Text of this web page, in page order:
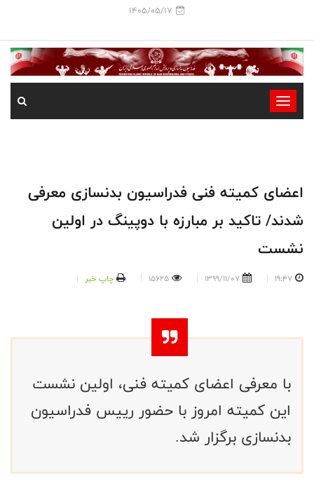
1405/05/17
-
-
-
اعضای کمیته فنی فدراسیون بدنسازی معرفی
شدند/ تاکید بر مبارزه با دوپینگ در اولین
نشست
19:47
1399/11/07
15625 چاپ خبر
با معرفی اعضای کمیته فنی، اولین نشست
این کمیته امروز با حضور رییس فدراسیون
بدنسازی برگزار شد.